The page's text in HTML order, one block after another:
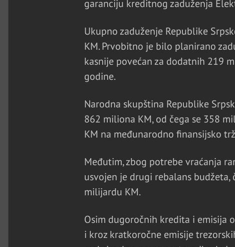
garanciju kreditnog zaduženja
Ukupno zaduženje Republike
KM. Prvobitno je bilo planirano
kasnije povećan za dodatnih 219
godine.
Narodna skupština Republike
862 miliona KM, od čega se 358
KM na međunarodno finansijsko
Međutim, zbog potrebe vraćanja
usvojen je drugi rebalans
milijardu KM.
Osim dugoročnih kredita i emisija
i kroz kratkoročne emisije